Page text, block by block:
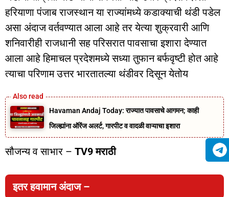
हरियाणा पंजाब राजस्थान या राज्यांमध्ये कडाक्याची थंडी पडेल
असा अंदाज वर्तवण्यात आला आहे तर येत्या शुक्रवारी आणि
शनिवारीही राजधानी सह परिसरात पावसाचा इशारा देण्यात
आला आहे हिमाचल प्रदेशमध्ये सध्या तुफान बर्फवृष्टी होत आहे
त्याचा परिणाम उत्तर भारतातल्या थंडीवर दिसून येतोय
Havaman Andaj Today: राज्यात पावसाचे आगमन; काही
जिल्ह्यांना ऑरेंज अलर्ट, गारपीट व वादळी वाऱ्याचा इशारा
सौजन्य व साभार – TV9 मराठी
इतर हवामान अंदाज –